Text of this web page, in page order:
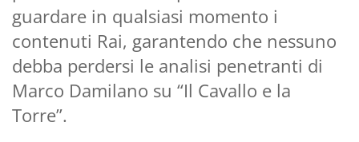
guardare in qualsiasi momento i
contenuti Rai, garantendo che nessuno
debba perdersi le analisi penetranti di
Marco Damilano su “Il Cavallo e la
Torre”.